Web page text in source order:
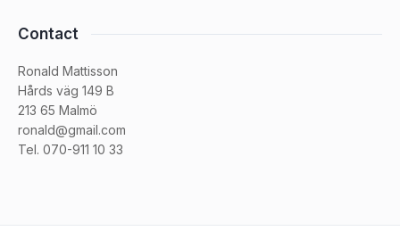
Contact
Ronald Mattisson
Hårds väg 149 B
213 65 Malmö
ronald@gmail.com
Tel. 070-911 10 33